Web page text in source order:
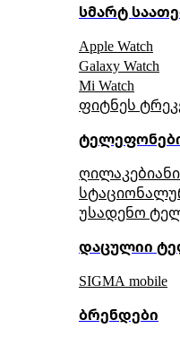
სმარტ
Apple Watch
Galaxy Watch
Mi Watch
ფიტნეს
უსადენო
დაცულიი
SIGMA mobile
ბრენდები